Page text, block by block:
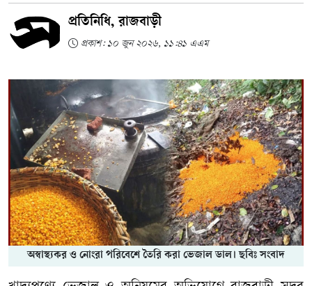
প্রতিনিধি, রাজবাড়ী
প্রকাশ: ১০ জুন ২০২৬, ১১:৪১ এএম
অস্বাস্থ্যকর ও নোংরা পরিবেশে তৈরি করা ভেজাল ডাল। ছবিঃ সংবাদ